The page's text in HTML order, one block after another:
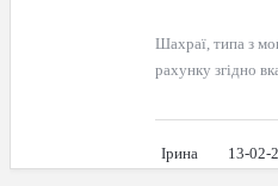
Шахраї, типа з
рахунку згідно
Ірина 13-02-